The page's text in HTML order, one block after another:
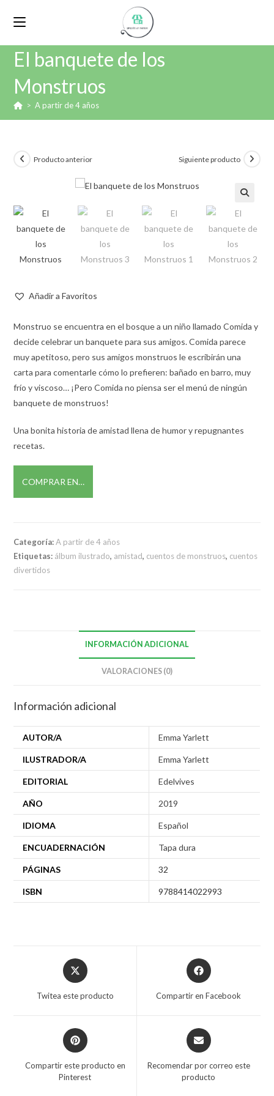
El banquete de los
Monstruos
> A partir de 4 años
Producto anterior Siguiente producto
🔍
Añadir a Favoritos
Monstruo se encuentra en el bosque a un niño llamado Comida y
decide celebrar un banquete para sus amigos. Comida parece
muy apetitoso, pero sus amigos monstruos le escribirán una
carta para comentarle cómo lo prefieren: bañado en barro, muy
frío y viscoso… ¡Pero Comida no piensa ser el menú de ningún
banquete de monstruos!
Una bonita historia de amistad llena de humor y repugnantes
recetas.
COMPRAR EN…
Categoría:A partir de 4 años
Etiquetas: álbum ilustrado, amistad, cuentos de monstruos, cuentos
divertidos
INFORMACIÓN ADICIONAL
VALORACIONES (0)
Información adicional
AUTOR/A Emma Yarlett
ILUSTRADOR/A Emma Yarlett
EDITORIAL Edelvives
AÑO 2019
IDIOMA Español
ENCUADERNACIÓN Tapa dura
PÁGINAS 32
ISBN 9788414022993
Twitea este producto Compartir en Facebook
Compartir este producto en
Pinterest
Recomendar por correo este
producto